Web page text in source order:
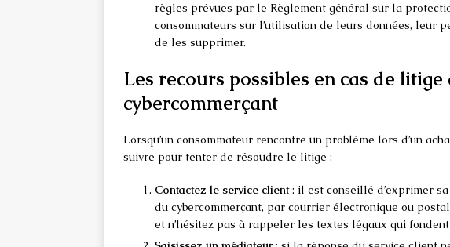
règles prévues par le Règlement général sur la
consommateurs sur l’utilisation de leurs données, leur
de les supprimer.
Les recours possibles en cas de litige
cybercommerçant
Lorsqu’un consommateur rencontre un problème lors d’un
suivre pour tenter de résoudre le litige :
Contactez le service client: il est conseillé d’exprimer
du cybercommerçant, par courrier électronique ou
et n’hésitez pas à rappeler les textes légaux qui